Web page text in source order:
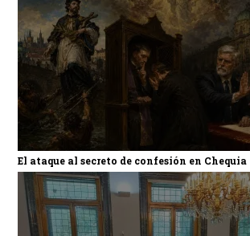
El ataque al secreto de confesión en Chequia